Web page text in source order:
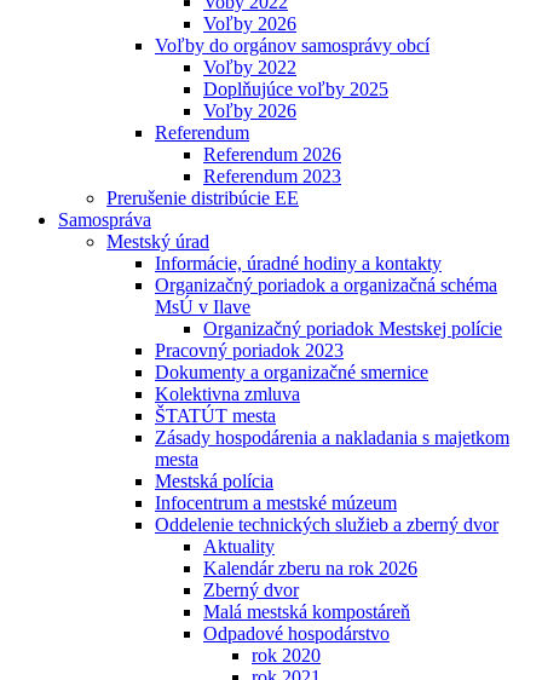
Voľby 2026
Voľby do orgánov samosprávy obcí
Voľby 2022
Doplňujúce voľby 2025
Voľby 2026
Referendum
Referendum 2026
Referendum 2023
Prerušenie distribúcie EE
Samospráva
Mestský úrad
Informácie, úradné hodiny a kontakty
Organizačný poriadok a organizačná schéma
MsÚ v Ilave
Organizačný poriadok Mestskej polície
Pracovný poriadok 2023
Dokumenty a organizačné smernice
Kolektivna zmluva
ŠTATÚT mesta
Zásady hospodárenia a nakladania s majetkom
mesta
Mestská polícia
Infocentrum a mestské múzeum
Oddelenie technických služieb a zberný dvor
Aktuality
Kalendár zberu na rok 2026
Zberný dvor
Malá mestská kompostáreň
Odpadové hospodárstvo
rok 2020